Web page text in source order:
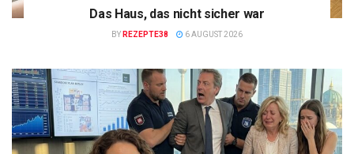
Das Haus, das nicht sicher war
BY REZEPTE38 6 AUGUST 2026